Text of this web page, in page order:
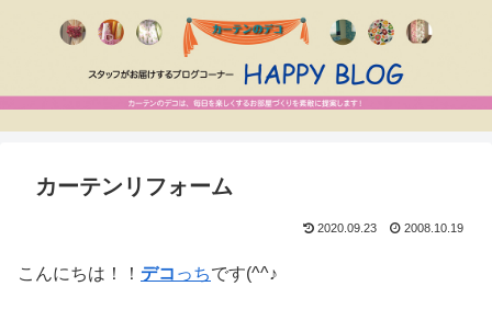
カーテンリフォーム
2020.09.23 2008.10.19
こんにちは！！ デコ っちです(^^♪